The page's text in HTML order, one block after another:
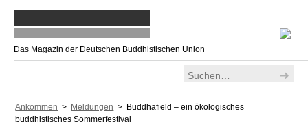
Das Magazin der Deutschen Buddhistischen Union
Ankommen > Meldungen > Buddhafield – ein ökologisches
buddhistisches Sommerfestival